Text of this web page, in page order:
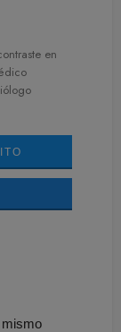
en
mismo